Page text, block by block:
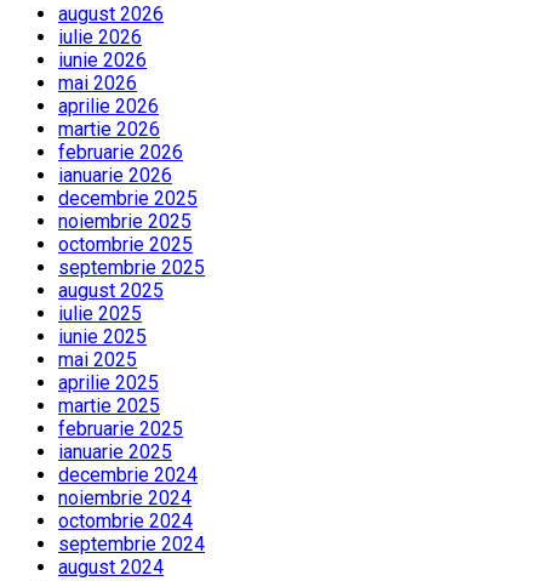
august 2026
iulie 2026
iunie 2026
mai 2026
aprilie 2026
martie 2026
februarie 2026
ianuarie 2026
decembrie 2025
noiembrie 2025
octombrie 2025
septembrie 2025
august 2025
iulie 2025
iunie 2025
mai 2025
aprilie 2025
martie 2025
februarie 2025
ianuarie 2025
decembrie 2024
noiembrie 2024
octombrie 2024
septembrie 2024
august 2024